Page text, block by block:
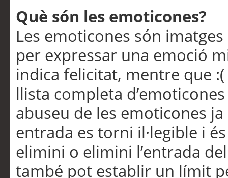
Què són les emoticones?
Les emoticones són
per expressar una emoció
indica felicitat, mentre que
llista completa
abuseu de les emoticones
entrada es torni il·legible i
elimini o elimini l’entrada
també pot establir un límit